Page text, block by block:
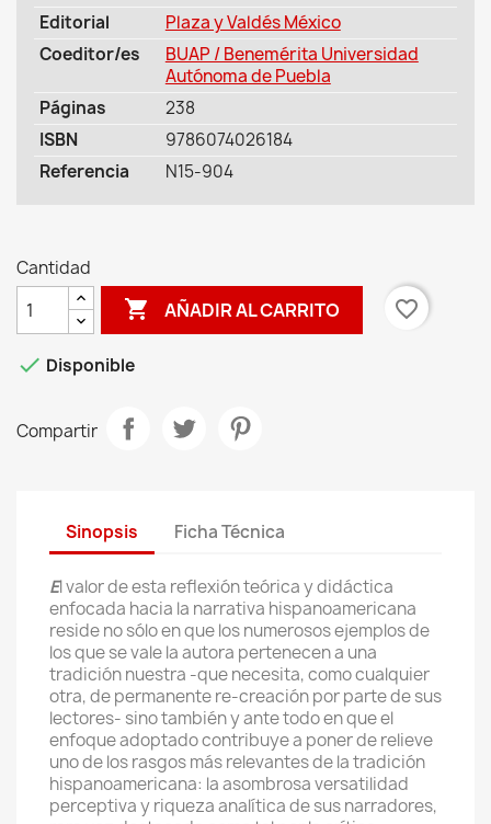
Editorial
Plaza y Valdés México
Coeditor/es
BUAP / Benemérita Universidad
Autónoma de Puebla
Páginas
238
ISBN
9786074026184
Referencia
N15-904
Cantidad
 AÑADIR AL CARRITO favorite_border
 Disponible
Compartir
Sinopsis Ficha Técnica
El valor de esta reflexión teórica y didáctica
enfocada hacia la narrativa hispanoamericana
reside no sólo en que los numerosos ejemplos de
los que se vale la autora pertenecen a una
tradición nuestra -que necesita, como cualquier
otra, de permanente re-creación por parte de sus
lectores- sino también y ante todo en que el
enfoque adoptado contribuye a poner de relieve
uno de los rasgos más relevantes de la tradición
hispanoamericana: la asombrosa versatilidad
perceptiva y riqueza analítica de sus narradores,